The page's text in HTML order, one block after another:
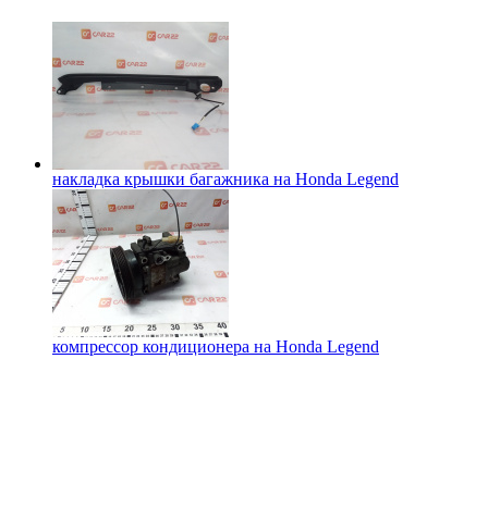
накладка крышки багажника на Honda Legend
компрессор кондиционера на Honda Legend